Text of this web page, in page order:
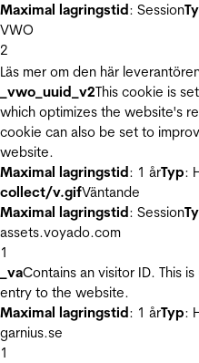
Maximal lagringstid: Session
VWO
2
Läs mer om den här
_vwo_uuid_v2This cookie is
which optimizes the website's
cookie can also be set to
website.
Maximal lagringstid: 1 årTyp:
collect/v.gifVäntande
Maximal lagringstid: Session
assets.voyado.com
1
_vaContains an visitor ID. This
entry to the website.
Maximal lagringstid: 1 årTyp:
garnius.se
1